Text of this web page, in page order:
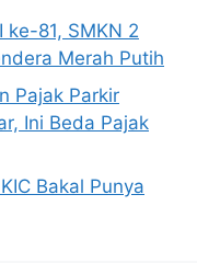
ke-81, SMKN 2
Merah Putih
Pajak Parkir
Ini Beda Pajak
Bakal Punya